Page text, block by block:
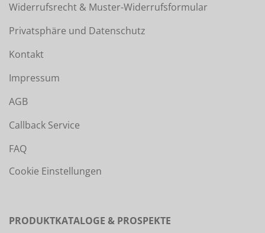
Widerrufsrecht & Muster-Widerrufsformular
Privatsphäre und Datenschutz
Kontakt
Impressum
AGB
Callback Service
FAQ
Cookie Einstellungen
PRODUKTKATALOGE & PROSPEKTE